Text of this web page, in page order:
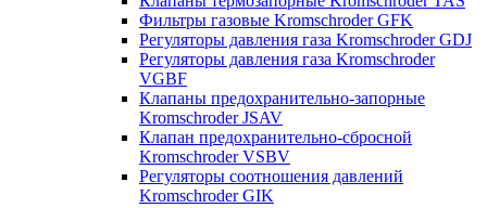
Фильтры газовые Kromschroder GFK
Регуляторы давления газа Kromschroder GDJ
Регуляторы давления газа Kromschroder
VGBF
Клапаны предохранительно-запорные
Kromschroder JSAV
Клапан предохранительно-сбросной
Kromschroder VSBV
Регуляторы соотношения давлений
Kromschroder GIK